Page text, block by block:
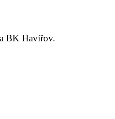
BK Havířov.